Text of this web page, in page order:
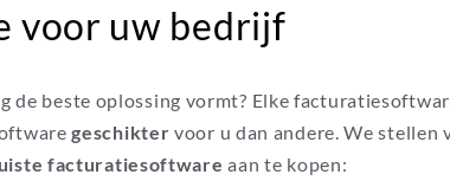
voor uw bedrijf
de beste oplossing vormt? Elke
geschiktervoor u dan andere. We stellen
facturatiesoftware aan te kopen: